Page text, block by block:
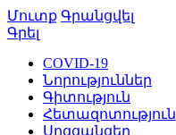
Մուտք Գրանցվել
Գրել
COVID-19
Նորություններ
Գիտություն
Հետազոտություն
Սոցցանցեր